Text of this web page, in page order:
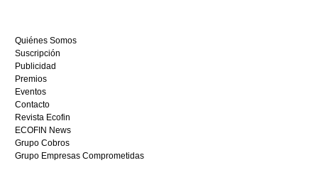
ganar
hoy
mismo.
Quiénes Somos
Suscripción
Publicidad
Premios
Eventos
Contacto
Revista Ecofin
ECOFIN News
Grupo Cobros
Grupo Empresas Comprometidas